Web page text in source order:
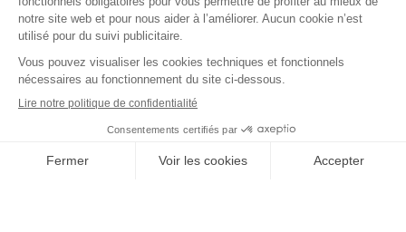
(opens in a new window)
(opens in a new window)
Last updated on 16/03/2026 at 11:01